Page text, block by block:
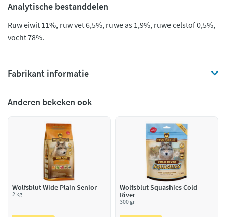
Analytische bestanddelen
Ruw eiwit 11%, ruw vet 6,5%, ruwe as 1,9%, ruwe celstof 0,5%,
vocht 78%.
Fabrikant informatie
Anderen bekeken ook
Wolfsblut Wide Plain Senior
2 kg
Wolfsblut Squashies Cold
River
300 gr